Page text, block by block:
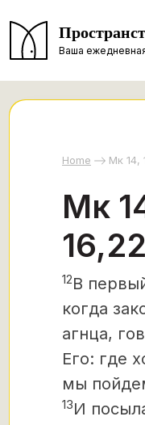
Ваша
Home Мк 14,
Мк
12В
когда
агнца,
Его: где
мы
13И